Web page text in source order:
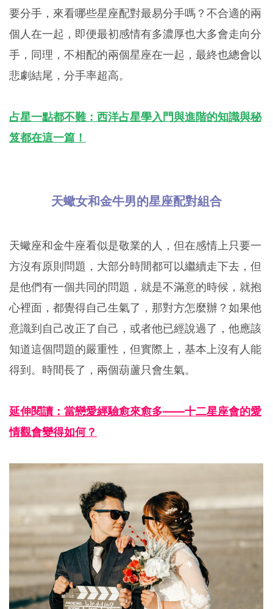
要分手，來看哪些星座配對最易分手嗎？不合適的兩
個人在一起，即便最初感情有多濃厚也大多會走向分
手，同理，不相配的兩個星座在一起，最終也總會以
悲劇結尾，分手率超高。
占星一點都不難：西洋占星學入門與進階的知識與秘
笈都在這一篇！
天蠍女和金牛男的星座配對組合
天蠍座和金牛座看似是敬業的人，但在感情上只要一
方沒有原則問題，大部分時間都可以繼續走下去，但
是他們有一個共同的問題，就是不滿意的時候，就抱
心裡面，都覺得自己生氣了，那對方怎麼辦？如果他
意識到自己改正了自己，或者他已經說過了，他應該
知道這個問題的嚴重性，但實際上，基本上沒有人能
得到。時間長了，兩個葫蘆只會生氣。
延伸閱讀：當戀愛經驗愈來愈多——十二星座會的愛
情觀會變得如何？